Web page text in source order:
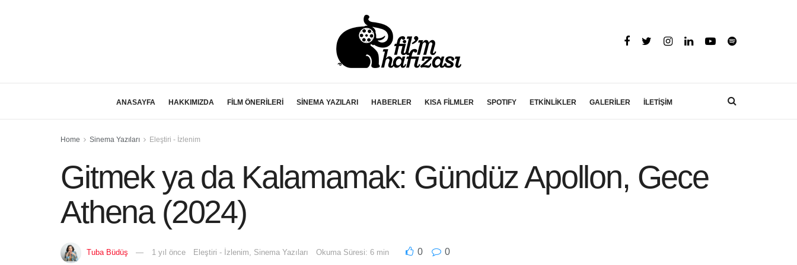
ANASAYFA HAKKIMIZDA FİLM ÖNERİLERİ SİNEMA YAZILARI HABERLER KISA FİLMLER SPOTIFY ETKİNLİKLER GALERİLER İLETİŞİM
Home Sinema Yazıları Eleştiri - İzlenim
Gitmek ya da Kalamamak: Gündüz Apollon, Gece
Athena (2024)
Tuba Büdüş 1 yıl önce Eleştiri - İzlenim Sinema Yazıları Okuma Süresi: 6 min 0 0